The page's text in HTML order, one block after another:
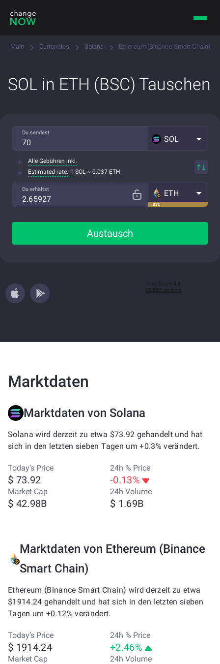
Main Currencies Solana Ethereum (Binance Smart Chain)
SOL in ETH (BSC) Tauschen
Du sendest
SOL
Alle Gebühren inkl.
Estimated rate: 1 SOL ~ 0.037 ETH
Du erhältst
BSC
ETH
Austausch
Marktdaten
Marktdaten von Solana
Solana wird derzeit zu etwa $73.92 gehandelt und hat
sich in den letzten sieben Tagen um +0.3% verändert.
Today’s Price
$ 73.92
24h % Price
-0.13%
Market Cap
$ 42.98B
24h Volume
$ 1.69B
Marktdaten von Ethereum (Binance
Smart Chain)
Ethereum (Binance Smart Chain) wird derzeit zu etwa
$1914.24 gehandelt und hat sich in den letzten sieben
Tagen um +0.12% verändert.
Today’s Price
$ 1914.24
24h % Price
+2.46%
Market Cap 24h Volume